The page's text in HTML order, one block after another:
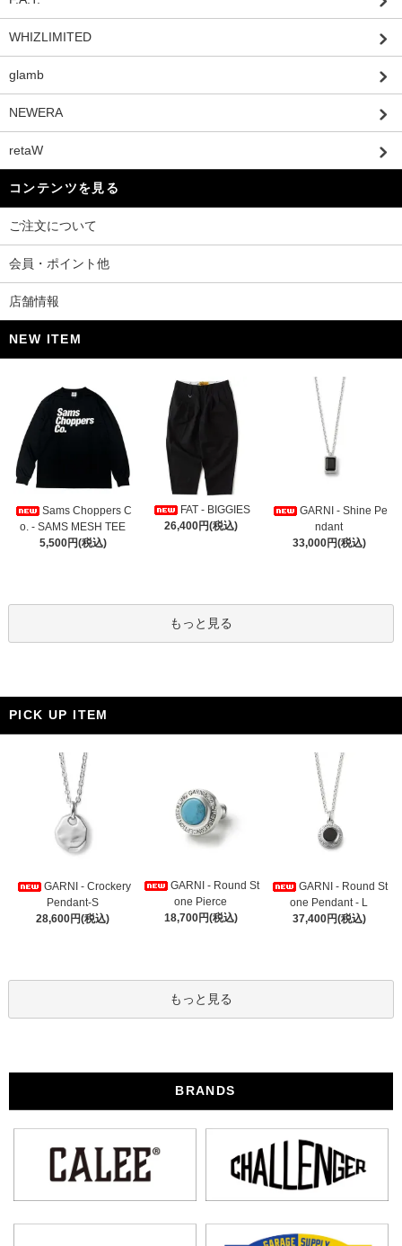
WHIZLIMITED
glamb
NEWERA
retaW
コンテンツを見る
ご注文について
会員・ポイント他
店舗情報
NEW ITEM
Sams Choppers C
o. - SAMS MESH TEE
5,500円(税込)
FAT - BIGGIES
26,400円(税込)
GARNI - Shine Pe
ndant
33,000円(税込)
もっと見る
PICK UP ITEM
GARNI - Crockery
Pendant-S
28,600円(税込)
GARNI - Round St
one Pierce
18,700円(税込)
GARNI - Round St
one Pendant - L
37,400円(税込)
もっと見る
BRANDS